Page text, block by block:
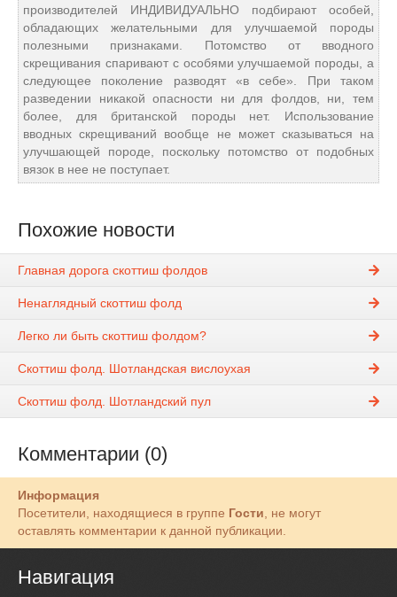
производителей ИНДИВИДУАЛЬНО подбирают особей,
обладающих желательными для улучшаемой породы
полезными признаками. Потомство от вводного
скрещивания спаривают с особями улучшаемой породы, а
следующее поколение разводят «в себе». При таком
разведении никакой опасности ни для фолдов, ни, тем
более, для британской породы нет. Использование
вводных скрещиваний вообще не может сказываться на
улучшающей породе, поскольку потомство от подобных
вязок в нее не поступает.
Похожие новости
Главная дорога скоттиш фолдов
Ненаглядный скоттиш фолд
Легко ли быть скоттиш фолдом?
Скоттиш фолд. Шотландская вислоухая
Скоттиш фолд. Шотландский пул
Комментарии (0)
Информация
Посетители, находящиеся в группе Гости, не могут
оставлять комментарии к данной публикации.
Навигация